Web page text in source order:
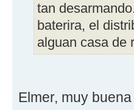
tan
baterira, el
alguan casa de
Elmer, muy